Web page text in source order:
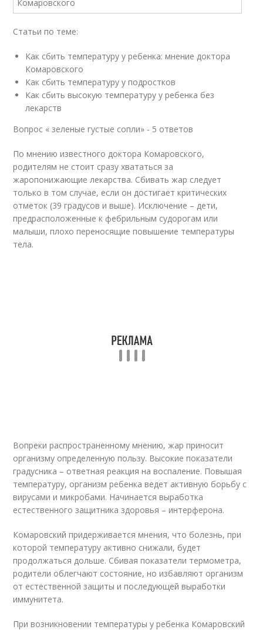
Статьи по теме:
Как сбить температуру у ребенка: мнение доктора
Комаровского
Как сбить температуру у подростков
Как сбить высокую температуру у ребенка без
лекарств
Вопрос « зеленые густые сопли» - 5 ответов
По мнению известного доктора Комаровского,
родителям не стоит сразу хвататься за
жаропонижающие лекарства. Сбивать жар следует
только в том случае, если он достигает критических
отметок (39 градусов и выше). Исключение – дети,
предрасположенные к фебрильным судорогам или
малыши, плохо переносящие повышение температуры
тела.
Вопреки распространенному мнению, жар приносит
организму определенную пользу. Высокие показатели
градусника – ответная реакция на воспаление. Повышая
температуру, организм ребенка ведет активную борьбу с
вирусами и микробами. Начинается выработка
естественного защитника здоровья – интерферона.
Комаровский придерживается мнения, что болезнь, при
которой температуру активно снижали, будет
продолжаться дольше. Сбивая показатели термометра,
родители облегчают состояние, но избавляют организм
от естественной защиты и последующей выработки
иммунитета.
При возникновении температуры у ребенка Комаровский